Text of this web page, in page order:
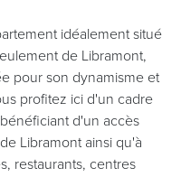
idéalement situé
de Libramont,
pour son dynamisme et
profitez ici d'un cadre
d'un accès
Libramont ainsi qu'à
restaurants, centres